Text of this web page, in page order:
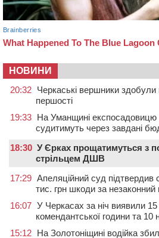
НОВИНИ
20:32 Черкаські вершники здобули
першості
19:33 На Уманщині експосадовицю
судитимуть через завдані
18:30 У Єрках прощатимуться з
стрільцем ДШВ
17:29 Апеляційний суд підтвердив
тис. грн шкоди за
16:07 У Черкасах за ніч виявили
комендантської години та 10
15:12 На Золотоніщині водійка